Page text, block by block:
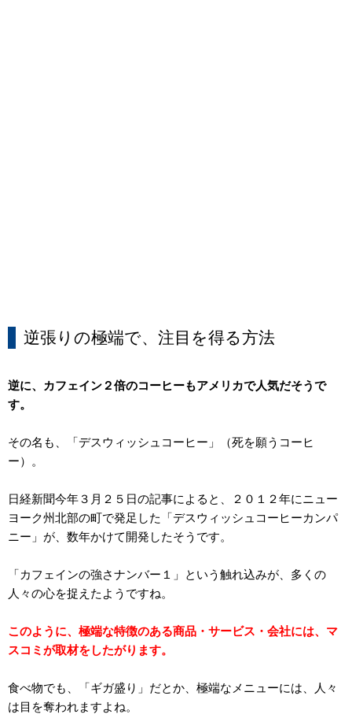
逆張りの極端で、注目を得る方法
逆に、カフェイン２倍のコーヒーもアメリカで人気だそうで
す。
その名も、「デスウィッシュコーヒー」（死を願うコーヒ
ー）。
日経新聞今年３月２５日の記事によると、２０１２年にニュー
ヨーク州北部の町で発足した「デスウィッシュコーヒーカンパ
ニー」が、数年かけて開発したそうです。
「カフェインの強さナンバー１」という触れ込みが、多くの
人々の心を捉えたようですね。
このように、極端な特徴のある商品・サービス・会社には、マ
スコミが取材をしたがります。
食べ物でも、「ギガ盛り」だとか、極端なメニューには、人々
は目を奪われますよね。